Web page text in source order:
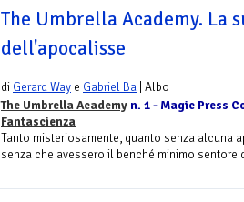
The Umbrella Academy. La
dell'apocalisse
di Gerard Way e Gabriel Ba | Albo
The Umbrella Academy n. 1 - Magic Press
Fantascienza
Tanto misteriosamente, quanto senza alcuna
senza che avessero il benché minimo sentore